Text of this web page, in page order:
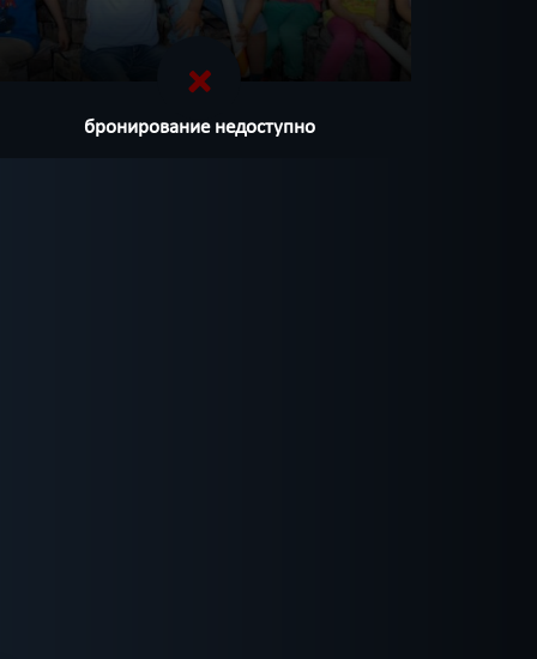
бронирование недоступно